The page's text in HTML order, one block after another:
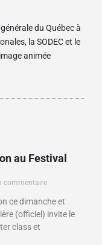
du Québec à
la SODEC et le
animée
au Festival
commentaire
ce dimanche et
(officiel) invite le
class et